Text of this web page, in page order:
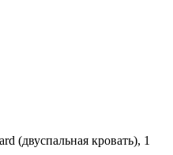
(двуспальная кровать), 1